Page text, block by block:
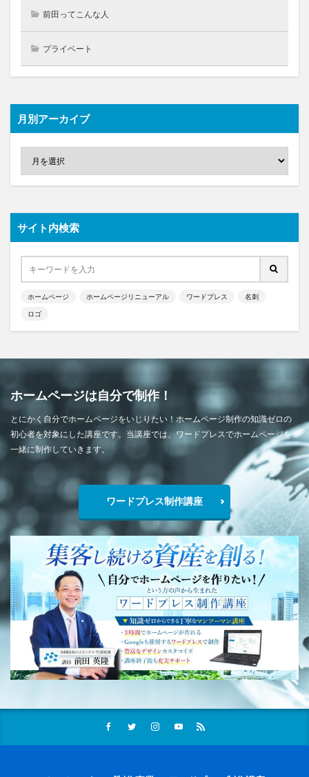
前田ってこんな人
プライベート
月別アーカイブ
サイト内検索
ホームページ ホームページリニューアル ワードプレス 名刺
ロゴ
ホームページは自分で制作！
とにかく自分でホームページをいじりたい！ホームページ制作の知識ゼロの
初心者を対象にした講座です。当講座では、ワードプレスでホームページを
一緒に制作していきます。
ワードプレス制作講座